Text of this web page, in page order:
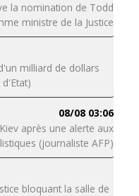
la nomination de Todd
ministre de la Justice
milliard de dollars
08/08 03:06
après une alerte aux
(journaliste AFP)
bloquant la salle de